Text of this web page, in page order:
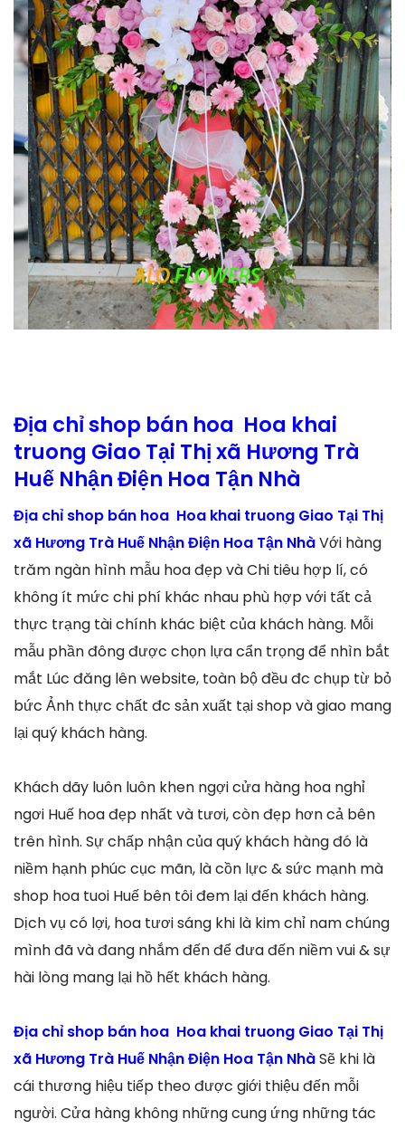
Địa chỉ shop bán hoa Hoa khai
truong Giao Tại Thị xã Hương Trà
Huế Nhận Điện Hoa Tận Nhà
Địa chỉ shop bán hoa Hoa khai truong Giao Tại Thị
xã Hương Trà Huế Nhận Điện Hoa Tận NhàVới hàng
trăm ngàn hình mẫu hoa đẹp và Chi tiêu hợp lí, có
không ít mức chi phí khác nhau phù hợp với tất cả
thực trạng tài chính khác biệt của khách hàng. Mỗi
mẫu phần đông được chọn lựa cẩn trọng để nhìn bắt
mắt Lúc đăng lên website, toàn bộ đều đc chụp từ bỏ
bức Ảnh thực chất đc sản xuất tại shop và giao mang
lại quý khách hàng.
Khách dãy luôn luôn khen ngợi cửa hàng hoa nghỉ
ngơi Huế hoa đẹp nhất và tươi, còn đẹp hơn cả bên
trên hình. Sự chấp nhận của quý khách hàng đó là
niềm hạnh phúc cục mãn, là cồn lực & sức mạnh mà
shop hoa tuoi Huế bên tôi đem lại đến khách hàng.
Dịch vụ có lợi, hoa tươi sáng khi là kim chỉ nam chúng
mình đã và đang nhắm đến để đưa đến niềm vui & sự
hài lòng mang lại hồ hết khách hàng.
Địa chỉ shop bán hoa Hoa khai truong Giao Tại Thị
xã Hương Trà Huế Nhận Điện Hoa Tận NhàSẽ khi là
cái thương hiệu tiếp theo được giới thiệu đến mỗi
người. Cửa hàng không những cung ứng những tác